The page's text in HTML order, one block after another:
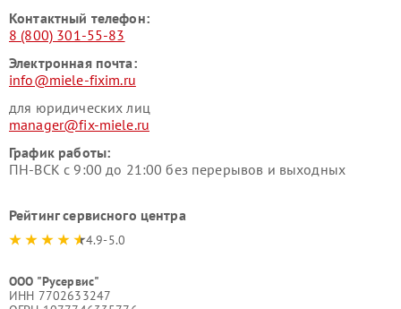
Контактный телефон:
8 (800) 301-55-83
Электронная почта:
info@miele-fixim.ru
для юридических лиц
manager@fix-miele.ru
График работы:
ПН-ВСК с 9:00 до 21:00 без перерывов и выходных
Рейтинг сервисного центра
4.9-5.0
ООО "Русервис"
ИНН 7702633247